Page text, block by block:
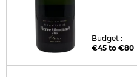
Budget :
€45 to €80